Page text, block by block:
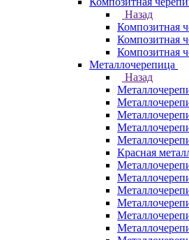
Назад
Композитная
Композитная
Композитная
Металлочерепица
Назад
Красная